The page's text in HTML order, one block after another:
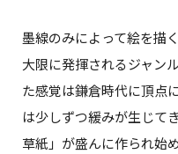
墨線のみによって絵を描
大限に発揮されるジャン
た感覚は鎌倉時代に頂点
は少しずつ緩みが生じて
草紙」が盛んに作られ始